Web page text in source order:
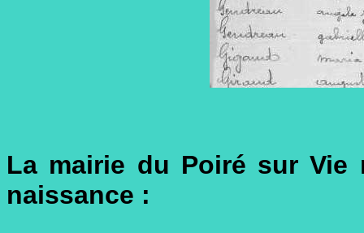
La mairie du Poiré sur
naissance :